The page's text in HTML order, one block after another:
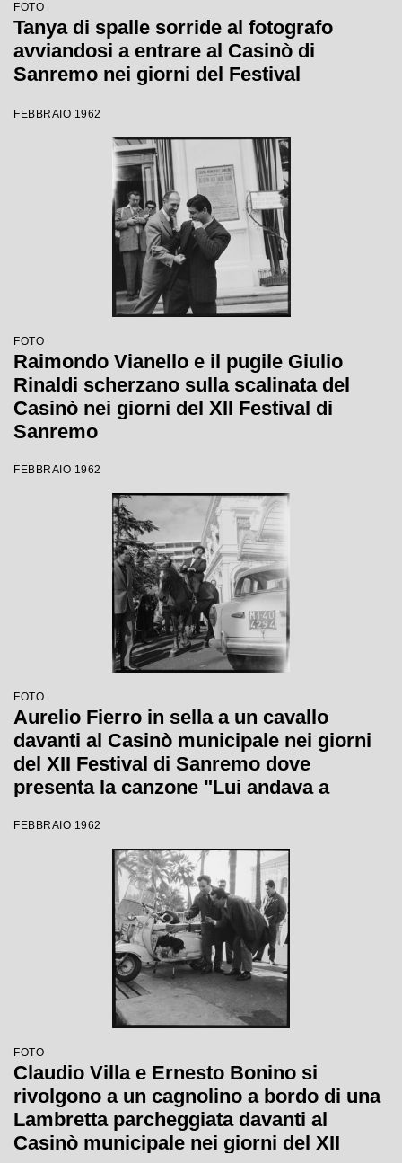
FOTO
Tanya di spalle sorride al fotografo
avviandosi a entrare al Casinò di
Sanremo nei giorni del Festival
FEBBRAIO 1962
FOTO
Raimondo Vianello e il pugile Giulio
Rinaldi scherzano sulla scalinata del
Casinò nei giorni del XII Festival di
Sanremo
FEBBRAIO 1962
FOTO
Aurelio Fierro in sella a un cavallo
davanti al Casinò municipale nei giorni
del XII Festival di Sanremo dove
presenta la canzone "Lui andava a
FEBBRAIO 1962
FOTO
Claudio Villa e Ernesto Bonino si
rivolgono a un cagnolino a bordo di una
Lambretta parcheggiata davanti al
Casinò municipale nei giorni del XII